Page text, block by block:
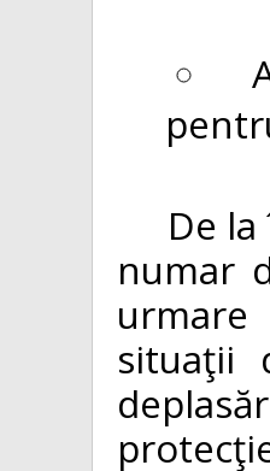
De la
numar
urmare
situaţii